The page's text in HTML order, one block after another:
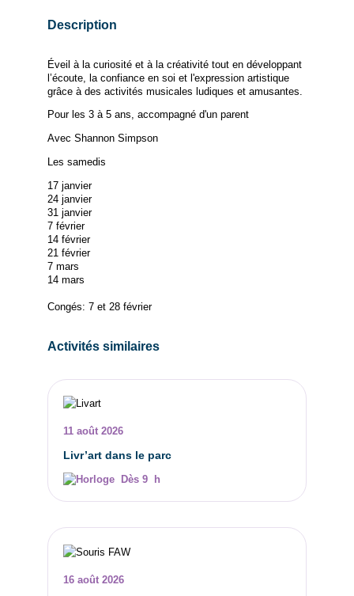
Description
Éveil à la curiosité et à la créativité tout en développant
l’écoute, la confiance en soi et l'expression artistique
grâce à des activités musicales ludiques et amusantes.
Pour les 3 à 5 ans, accompagné d'un parent
Avec Shannon Simpson
Les samedis
17 janvier
24 janvier
31 janvier
7 février
14 février
21 février
7 mars
14 mars
Congés: 7 et 28 février
Activités similaires
11 août 2026
Livr’art dans le parc
Dès 9 h
16 août 2026